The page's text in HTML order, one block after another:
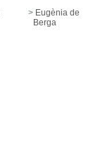
Eugènia de
Berga